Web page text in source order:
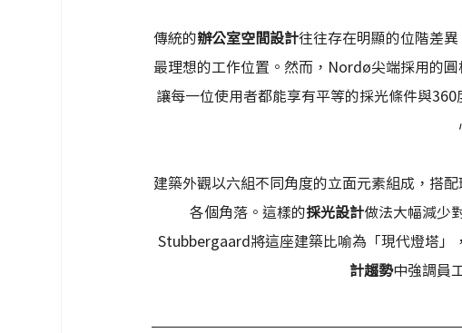
傳統的辦公室空間設計往往存在明顯的位階差
最理想的工作位置。然而，Nordø尖端採用的
讓每一位使用者都能享有平等的採光條件與
建築外觀以六組不同角度的立面元素組成，搭
各個角落。這樣的採光設計做法大幅減少
Stubbergaard將這座建築比喻為「現代燈塔」
計趨勢中強調員